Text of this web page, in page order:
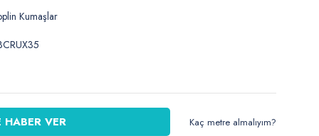
Kumaşlar
HABER VER Kaç metre almalıyım?